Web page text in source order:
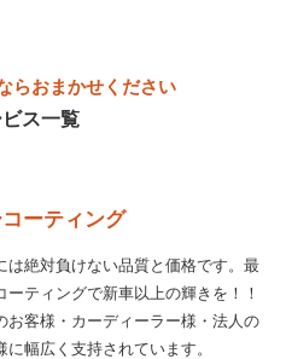
らおまかせください
ス一覧
ーティング
は絶対負けない品質と価格です。最
ーティングで新車以上の輝きを！！
お客様・カーディーラー様・法人の
に幅広く支持されています。